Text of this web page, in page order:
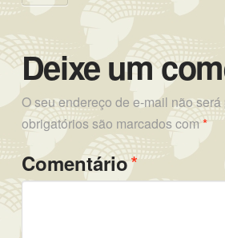
Deixe um
O seu endereço de e-mail não
obrigatórios são marcados com*
Comentário*